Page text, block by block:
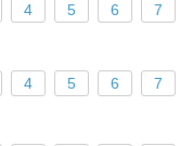
4 5 6 7
4 5 6 7